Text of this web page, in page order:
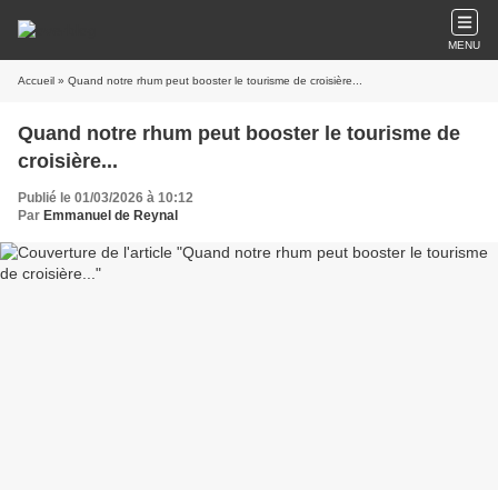
MENU
Accueil » Quand notre rhum peut booster le tourisme de croisière...
Quand notre rhum peut booster le tourisme de
croisière...
Publié le 01/03/2026 à 10:12
Par Emmanuel de Reynal